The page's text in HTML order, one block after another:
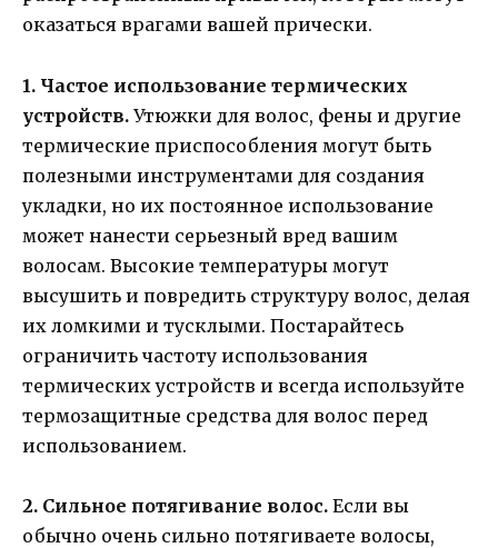
оказаться врагами вашей прически.
1. Частое использование термических
устройств. Утюжки для волос, фены и другие
термические приспособления могут быть
полезными инструментами для создания
укладки, но их постоянное использование
может нанести серьезный вред вашим
волосам. Высокие температуры могут
высушить и повредить структуру волос, делая
их ломкими и тусклыми. Постарайтесь
ограничить частоту использования
термических устройств и всегда используйте
термозащитные средства для волос перед
использованием.
2. Сильное потягивание волос. Если вы
обычно очень сильно потягиваете волосы,